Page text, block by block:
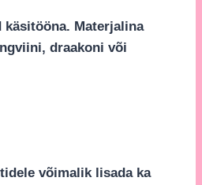
Materjalina
draakoni või
võimalik lisada ka